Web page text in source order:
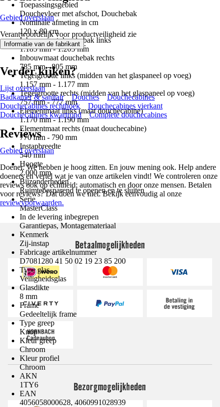
Toepassingsgebied
Douchevloer met afschot, Douchebak
Nominale afmeting in cm
120 x 80 cm
Inbouwmaat douchebak links
1.185 mm - 1.205 mm
Inbouwmaat douchebak rechts
785 mm - 805 mm
Tegelgrootte links (midden van het glaspaneel op voeg)
1.157 mm - 1.177 mm
Tegelgrootte rechts (midden van het glaspaneel op voeg)
757 mm - 777 mm
Elementmaat links (maat douchecabine)
1.170 mm - 1.190 mm
Elementmaat rechts (maat douchecabine)
770 mm - 790 mm
Instapbreedte
540 mm
Hoogte
2.000 mm
Bijzonderheden
Ruimtebesparend te openen en te sluiten
Serie
MasterClass
In de levering inbegrepen
Garantiepas, Montagemateriaal
Kenmerk
Zij-instap
Fabricage artikelnummer
D7081280 41 50 02 19 23 85 200
Type glas
Veiligheidsglas
Glasdikte
8 mm
Frame
Gedeeltelijk frame
Type greep
Knop
Kleur greep
Chroom
Kleur profiel
Chroom
AKN
1TY6
EAN
4056058000628, 4060991028939
Gebied overslaan
Verantwoordelijk voor productveiligheid zie
Informatie van de fabrikant .
Verder kijken?
Lijst overslaan
Badkamer & sanitair
Douches
Douchecabines
Douchecabines rechthoek
Douchecabines vierkant
Douchecabines kwartrond
Complete douchecabines
Reviews
Gebied overslaan
Doener. We hebben je hoog zitten. En jouw mening ook. Help andere
doeners en vertel wat je van onze artikelen vindt! We controleren onze
reviews ook op echtheid; automatisch en door onze mensen. Betalen
voor reviews? Dat doen we niet. Bekijk eenvoudig al onze
reviewvoorwaarden.
Betaalmogelijkheden
Bezorgmogelijkheden